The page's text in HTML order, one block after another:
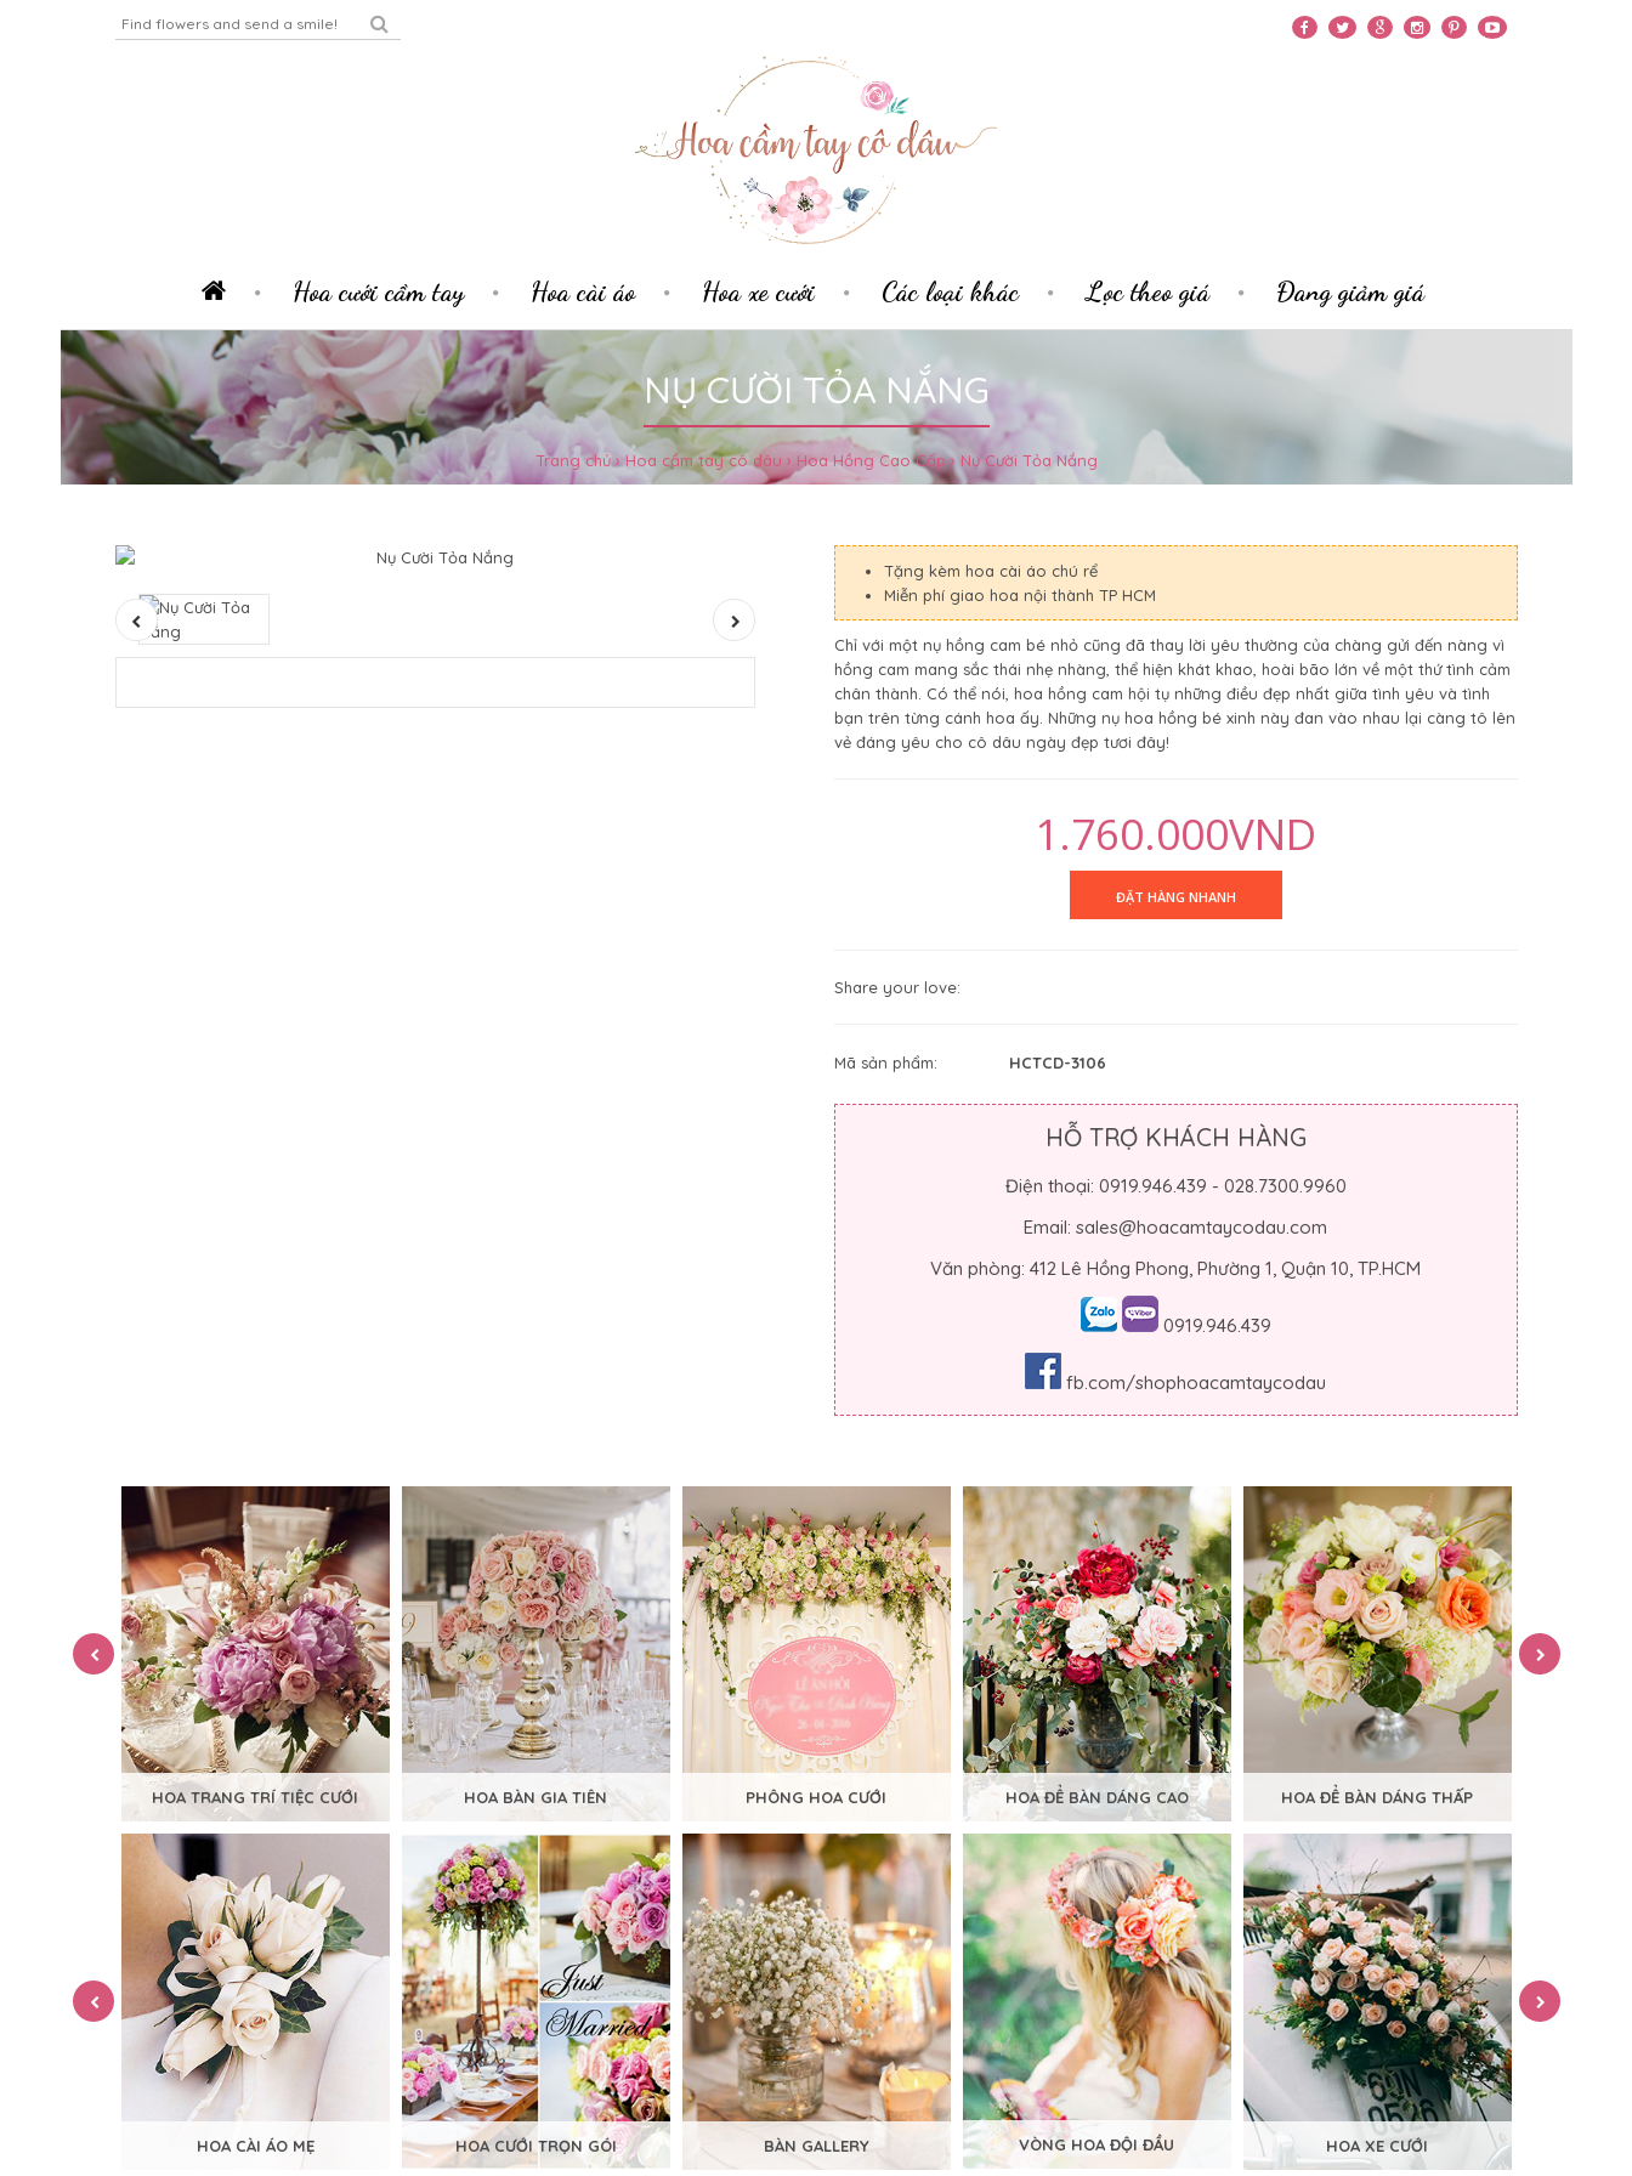
Hoa cưới cầm tay Hoa cài áo Hoa xe cưới Các loại khác Lọc theo giá Đang giảm giá
NỤ CƯỜI TỎA NẮNG
Trang chủ Hoa cầm tay cô dâu Hoa Hồng Cao Cấp Nụ Cười Tỏa Nắng
Tặng kèm hoa cài áo chú rể
Miễn phí giao hoa nội thành TP HCM
Chỉ với một nụ hồng cam bé nhỏ cũng đã thay lời yêu thường của chàng gửi đến nàng vì
hồng cam mang sắc thái nhẹ nhàng, thể hiện khát khao, hoài bão lớn về một thứ tình cảm
chân thành. Có thể nói, hoa hồng cam hội tụ những điều đẹp nhất giữa tình yêu và tình
bạn trên từng cánh hoa ấy. Những nụ hoa hồng bé xinh này đan vào nhau lại càng tô lên
vẻ đáng yêu cho cô dâu ngày đẹp tươi đây!
1.760.000VND
Share your love:
Mã sản phẩm: HCTCD-3106
HỖ TRỢ KHÁCH HÀNG
Điện thoại: 0919.946.439 - 028.7300.9960
Email: sales@hoacamtaycodau.com
Văn phòng: 412 Lê Hồng Phong, Phường 1, Quận 10, TP.HCM
0919.946.439
fb.com/shophoacamtaycodau
HOA TRANG TRÍ TIỆC CƯỚI HOA BÀN GIA TIÊN PHÔNG HOA CƯỚI HOA ĐỂ BÀN DÁNG CAO HOA ĐỂ BÀN DÁNG THẤP
HOA CÀI ÁO MẸ HOA CƯỚI TRỌN GÓI BÀN GALLERY VÒNG HOA ĐỘI ĐẦU HOA XE CƯỚI